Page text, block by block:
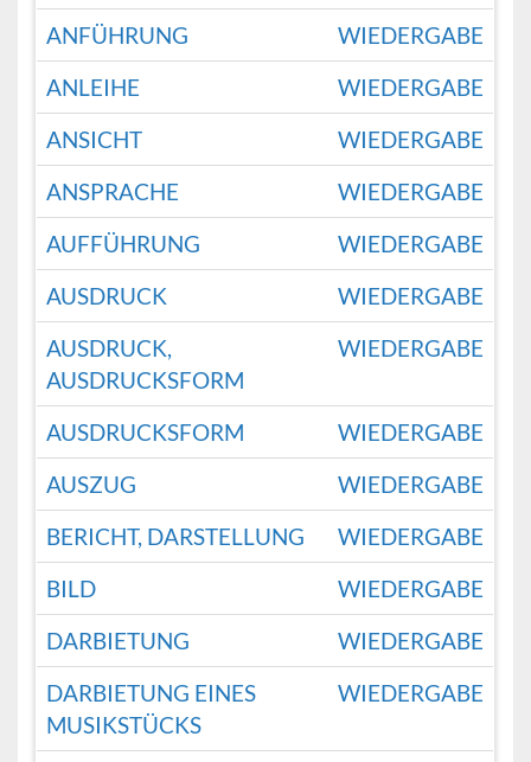
ANFÜHRUNG
WIEDERGABE
ANLEIHE
WIEDERGABE
ANSICHT
WIEDERGABE
ANSPRACHE
WIEDERGABE
AUFFÜHRUNG
WIEDERGABE
AUSDRUCK
WIEDERGABE
AUSDRUCK,
AUSDRUCKSFORM
WIEDERGABE
AUSDRUCKSFORM
WIEDERGABE
AUSZUG
WIEDERGABE
BERICHT, DARSTELLUNG
WIEDERGABE
BILD
WIEDERGABE
DARBIETUNG
WIEDERGABE
DARBIETUNG EINES
MUSIKSTÜCKS
WIEDERGABE